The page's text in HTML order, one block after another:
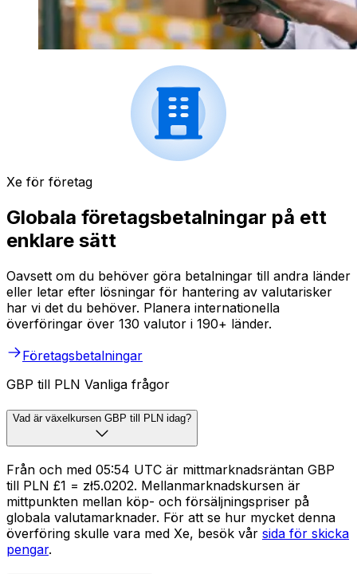
Xe för företag
Globala företagsbetalningar på ett
enklare sätt
Oavsett om du behöver göra betalningar till andra länder
eller letar efter lösningar för hantering av valutarisker
har vi det du behöver. Planera internationella
överföringar över 130 valutor i 190+ länder.
Företagsbetalningar
GBP till PLN Vanliga frågor
Vad är växelkursen GBP till PLN idag?
Från och med 05:54 UTC är mittmarknadsräntan GBP
till PLN £1 = zł5.0202. Mellanmarknadskursen är
mittpunkten mellan köp- och försäljningspriser på
globala valutamarknader. För att se hur mycket denna
överföring skulle vara med Xe, besök vår sida för skicka
pengar.